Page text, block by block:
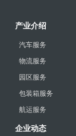
产业介绍
汽车服务
物流服务
园区服务
包装箱服务
航运服务
企业动态